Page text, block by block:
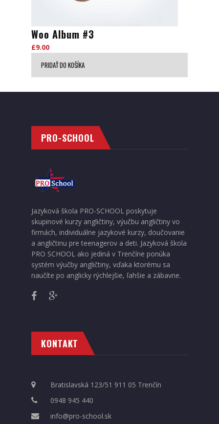
Woo Album #3
£9.00
PRIDAŤ DO KOŠÍKA
PRO-SCHOOL
Jazyková škola PRO-SCHOOL poskytuje
skupinové kurzy angličtiny, výučbu angličtiny vo
firmách, individuálne jazykové kurzy, doučovanie
a angličtinu pre teenagerov a deti. Jazyková škola
PRO SCHOOL ako jediná v Trenčíne ponúka
systém výučby angličtiny, vďaka ktorému sa
naučíte po anglicky rýchlejšie, ľahšie a zábavne.
KONTAKT
Bratislavská 123/51 911 05 Trenčín
0948 945 440
info@pro-school.sk